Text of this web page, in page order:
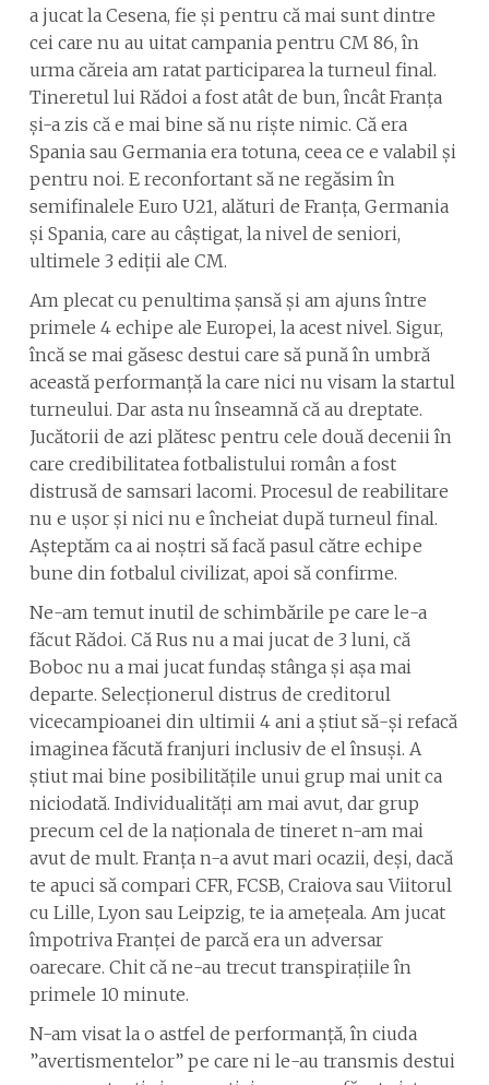
a jucat la Cesena, fie și pentru că mai sunt dintre
cei care nu au uitat campania pentru CM 86, în
urma căreia am ratat participarea la turneul final.
Tineretul lui Rădoi a fost atât de bun, încât Franța
și-a zis că e mai bine să nu riște nimic. Că era
Spania sau Germania era totuna, ceea ce e valabil și
pentru noi. E reconfortant să ne regăsim în
semifinalele Euro U21, alături de Franța, Germania
și Spania, care au câștigat, la nivel de seniori,
ultimele 3 ediții ale CM.
Am plecat cu penultima șansă și am ajuns între
primele 4 echipe ale Europei, la acest nivel. Sigur,
încă se mai găsesc destui care să pună în umbră
această performanță la care nici nu visam la startul
turneului. Dar asta nu înseamnă că au dreptate.
Jucătorii de azi plătesc pentru cele două decenii în
care credibilitatea fotbalistului român a fost
distrusă de samsari lacomi. Procesul de reabilitare
nu e ușor și nici nu e încheiat după turneul final.
Așteptăm ca ai noștri să facă pasul către echipe
bune din fotbalul civilizat, apoi să confirme.
Ne-am temut inutil de schimbările pe care le-a
făcut Rădoi. Că Rus nu a mai jucat de 3 luni, că
Boboc nu a mai jucat fundaș stânga și așa mai
departe. Selecționerul distrus de creditorul
vicecampioanei din ultimii 4 ani a știut să-și refacă
imaginea făcută franjuri inclusiv de el însuși. A
știut mai bine posibilitățile unui grup mai unit ca
niciodată. Individualități am mai avut, dar grup
precum cel de la naționala de tineret n-am mai
avut de mult. Franța n-a avut mari ocazii, deși, dacă
te apuci să compari CFR, FCSB, Craiova sau Viitorul
cu Lille, Lyon sau Leipzig, te ia amețeala. Am jucat
împotriva Franței de parcă era un adversar
oarecare. Chit că ne-au trecut transpirațiile în
primele 10 minute.
N-am visat la o astfel de performanță, în ciuda
”avertismentelor” pe care ni le-au transmis destui